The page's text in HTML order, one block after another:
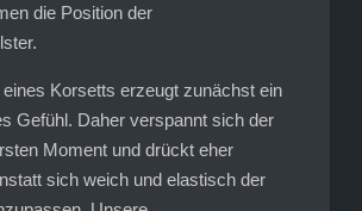
die Position der
eines Korsetts erzeugt zunächst ein
Gefühl. Daher verspannt sich der
Moment und drückt eher
sich weich und elastisch der